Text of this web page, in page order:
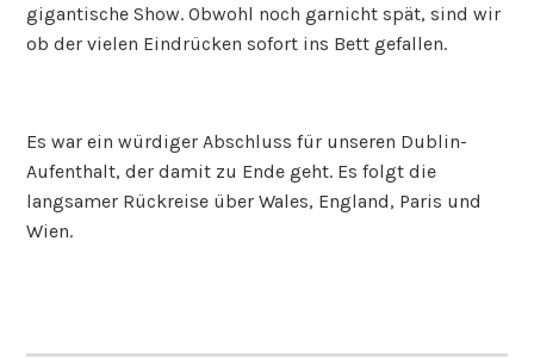
gigantische Show. Obwohl noch garnicht spät, sind wir
ob der vielen Eindrücken sofort ins Bett gefallen.
Es war ein würdiger Abschluss für unseren Dublin-
Aufenthalt, der damit zu Ende geht. Es folgt die
langsamer Rückreise über Wales, England, Paris und
Wien.